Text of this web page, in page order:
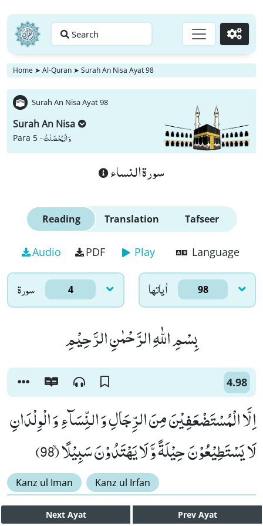
Search Go
Home ➤ Al-Quran ➤ Surah An Nisa Ayat 98
Surah An Nisa Ayat 98
Surah An Nisa
Para 5 -وَ الْمُحْصَنٰتُ
سورة النساء
Reading Translation Tafseer
Audio PDF Play Language
سورۃ 4 اٰياتها 98
بِسْمِ اللّٰهِ الرَّحْمٰنِ الرَّحِیْمِ
4.98
اِلَّا الْمُسْتَضْعَفِیْنَ مِنَ الرِّجَالِ وَ النِّسَآءِ وَ الْوِلْدَانِ
لَا یَسْتَطِیْعُوْنَ حِیْلَةً وَّ لَا یَهْتَدُوْنَ سَبِیْلًاۙ (98)
Kanz ul Iman Kanz ul Irfan
Next Ayat Prev Ayat